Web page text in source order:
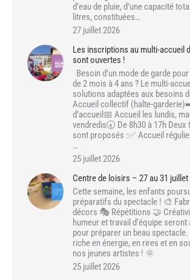
d’eau de pluie, d’une capacité
litres, constituées…
27 juillet 2026
Les inscriptions au multi-accueil
sont ouvertes !
Besoin d’un mode de garde
de 2 mois à 4 ans ? Le multi-
solutions adaptées aux besoins
Accueil collectif (halte-
d’accueil📅 Accueil les lundis,
vendredis🕣 De 8h30 à 17h Deux
sont proposés :✅ Accueil
…
25 juillet 2026
Centre de loisirs – 27 au 31 juillet
Cette semaine, les enfants
préparatifs du spectacle ! 🎨
décors 🎭 Répétitions 🤝
humeur et travail d’équipe
pour préparer un beau spectacle.
riche en énergie, en rires et en
nos jeunes artistes ! 🌞
25 juillet 2026